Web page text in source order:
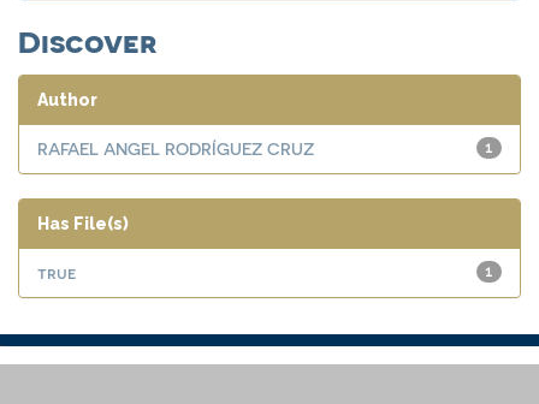
Discover
Author
1
RAFAEL ANGEL RODRÍGUEZ CRUZ
Has File(s)
1
true